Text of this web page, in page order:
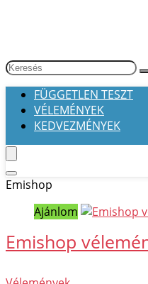
FÜGGETLEN TESZT
VÉLEMÉNYEK
KEDVEZMÉNYEK
Emishop
Ajánlom
Emishop